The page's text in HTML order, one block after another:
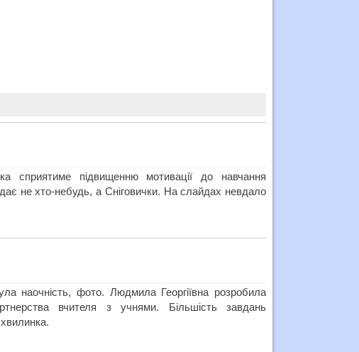
сприятиме підвищенню мотивації до навчання
не хто-небудь, а Сніговички. На слайдах невдало
наочність, фото. Людмила Георгіївна розробила
вчителя з учнями. Більшість завдань